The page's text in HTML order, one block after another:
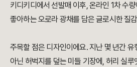
키디키디에서 선발매 이후, 온라인 1차 수
좋아하는 오로라 광채를 담은 글로시한 질
주목할 점은 디자인이에요. 지난 몇 년간 유
아닌 허벅지를 덮는 미들 기장에, 허리 실루